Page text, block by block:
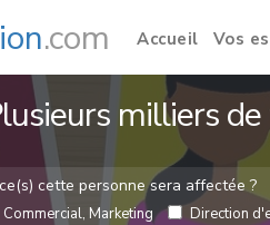
.com Accueil Vos
milliers
cette personne sera affectée ?
Commercial, Marketing Direction